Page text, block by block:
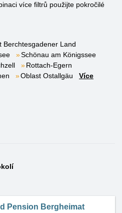
více filtrů použijte pokročilé
Berchtesgadener Land
Schönau am Königssee
Rottach-Egern
Oblast Ostallgäu
Více
Pension Bergheimat